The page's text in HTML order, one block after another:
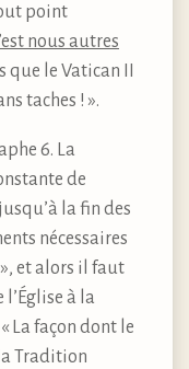
point
nous autres
que le Vatican II
taches ! ».
6. La
de
la fin des
nécessaires
et alors il faut
à la
La façon dont le
Tradition